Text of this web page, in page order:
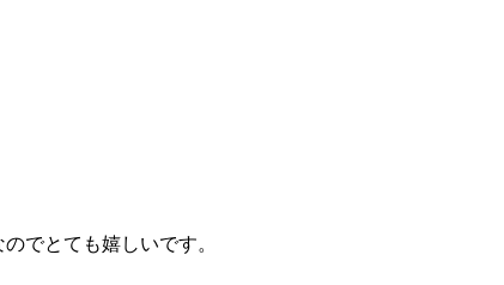
でとても嬉しいです。